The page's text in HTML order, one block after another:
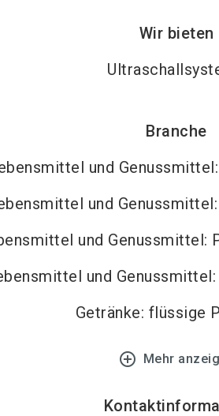
Wir bieten
Branche
und
und
und Genussmittel:
und
Getränke: flüssige
add_circle_outline Mehr